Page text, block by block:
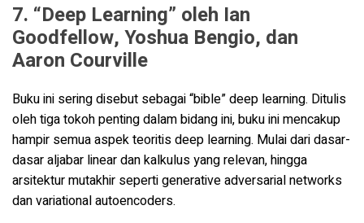
7. “Deep Learning” oleh Ian
Goodfellow, Yoshua Bengio, dan
Aaron Courville
Buku ini sering disebut sebagai “bible” deep learning. Ditulis
oleh tiga tokoh penting dalam bidang ini, buku ini mencakup
hampir semua aspek teoritis deep learning. Mulai dari dasar-
dasar aljabar linear dan kalkulus yang relevan, hingga
arsitektur mutakhir seperti generative adversarial networks
dan variational autoencoders.